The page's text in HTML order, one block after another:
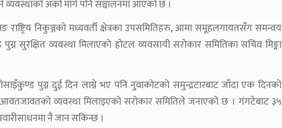
अर्को मार्ग पनि सञ्चालनमा आएको छ ।
राष्ट्रिय निकुञ्जको मध्यवर्ती क्षेत्रका उपसमितिहरु, आमा समूहलगायतसँग समन्वय
पुग्न सुरक्षित व्यवस्था मिलाएको होटल व्यवसायी सरोकार समितिका सचिव मिङ्मा
पुग्न दुई दिन लाग्ने भए पनि नुवाकोटको समुन्द्रटारबाट जाँदा एक दिनको
आवतजावतको व्यवस्था मिलाइएको सरोकार समितिले जनाएको छ । गंगटेबाट ३५
नै जान सकिन्छ ।